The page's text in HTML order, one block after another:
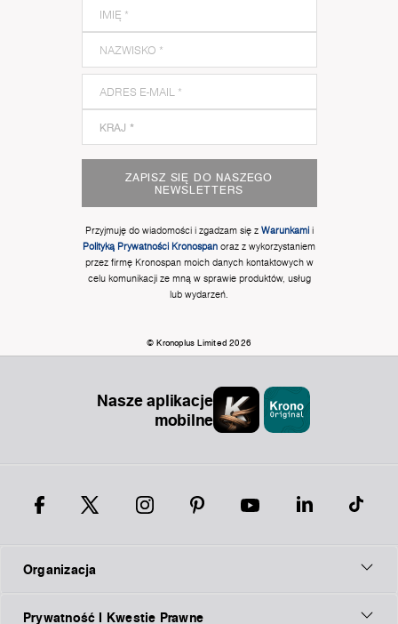
ZAPISZ SIĘ DO NASZEGO
NEWSLETTERS
Przyjmuję do wiadomości i zgadzam się z Warunkamii
Polityką Prywatności Kronospan oraz z wykorzystaniem
przez firmę Kronospan moich danych kontaktowych w
celu komunikacji ze mną w sprawie produktów, usług
lub wydarzeń.
© Kronoplus Limited 2026
Nasze aplikacje
mobilne
Organizacja
Prywatność I Kwestie Prawne